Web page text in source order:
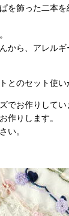
を飾った二本を
から、アレルギ
とのセット使い
でお作りしてい
作りします。
い。